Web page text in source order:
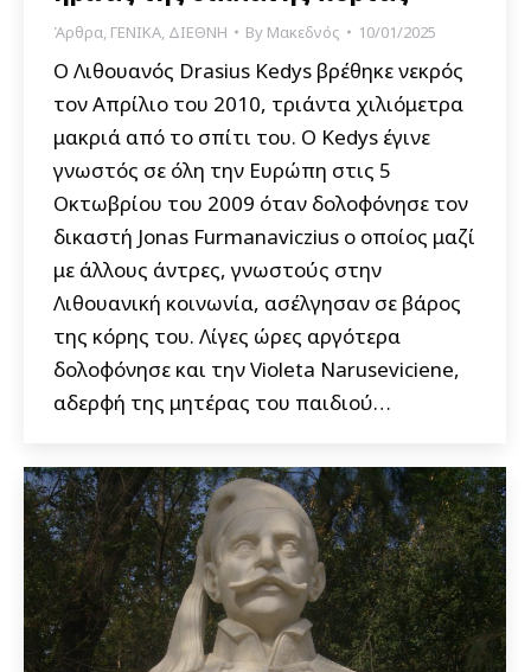
Άρθρα, ΓΕΝΙΚΑ, ΔΙΕΘΝΗ By Μακεδνός 10/01/2025
Ο Λιθουανός Drasius Kedys βρέθηκε νεκρός
τον Απρίλιο του 2010, τριάντα χιλιόμετρα
μακριά από το σπίτι του. Ο Kedys έγινε
γνωστός σε όλη την Ευρώπη στις 5
Οκτωβρίου του 2009 όταν δολοφόνησε τον
δικαστή Jonas Furmanaviczius ο οποίος μαζί
με άλλους άντρες, γνωστούς στην
Λιθουανική κοινωνία, ασέλγησαν σε βάρος
της κόρης του. Λίγες ώρες αργότερα
δολοφόνησε και την Violeta Naruseviciene,
αδερφή της μητέρας του παιδιού…